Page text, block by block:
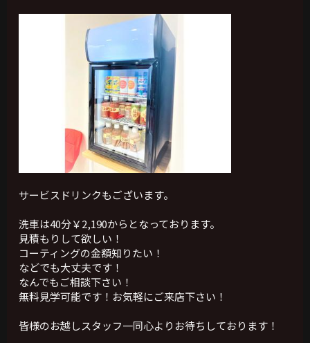
サービスドリンクもございます。
洗車は40分￥2,190からとなっております。
見積もりして欲しい！
コーティングの金額知りたい！
などでも大丈夫です！
なんでもご相談下さい！
無料見学可能です！お気軽にご来店下さい！
皆様のお越しスタッフ一同心よりお待ちしております！